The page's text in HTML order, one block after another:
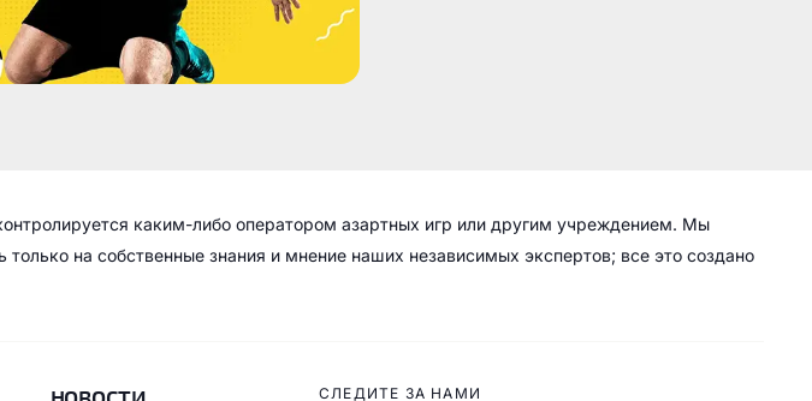
каким-либо оператором азартных игр или другим учреждением. Мы
на собственные знания и мнение наших независимых экспертов; все это создано
СЛЕДИТЕ ЗА НАМИ